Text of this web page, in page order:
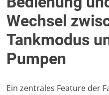
Wechsel
Tankmodus
Pumpen
Ein zentrales Feature der